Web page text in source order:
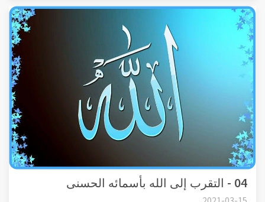
04 - التقرب إلى الله بأسمائه الحسنى